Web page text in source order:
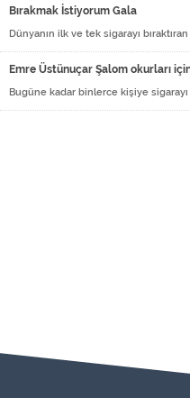
Bırakmak İstiyorum Gala
Dünyanın ilk ve tek sigarayı
Emre Üstünuçar Şalom okurları
Bugüne kadar binlerce kişiye